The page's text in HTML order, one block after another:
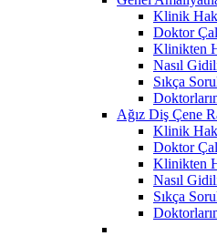
Klinik
Doktor
Klinikten
Nasıl
Sıkça
Ağız Diş Çene
Klinik
Doktor
Klinikten
Nasıl
Sıkça